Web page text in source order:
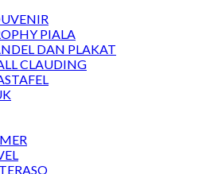
PIALA
DAN PLAKAT
CLAUDING